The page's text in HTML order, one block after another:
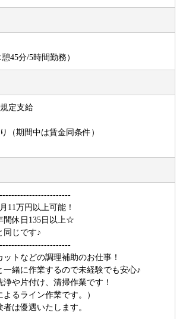
45分/5時間勤務）
定支給
（期間中は賃金同条件）
11万円以上可能！
休日135日以上☆
じです♪
トなどの調理補助のお仕事！
緒に作業するので未経験でも安心♪
や片付け、清掃作業です！
るライン作業です。）
は優遇いたします。